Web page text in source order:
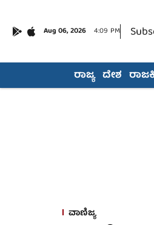
Aug 06, 2026 4:09 PM
ರಾಜ್ಯ ದೇಶ
ವಾಣಿಜ್ಯ